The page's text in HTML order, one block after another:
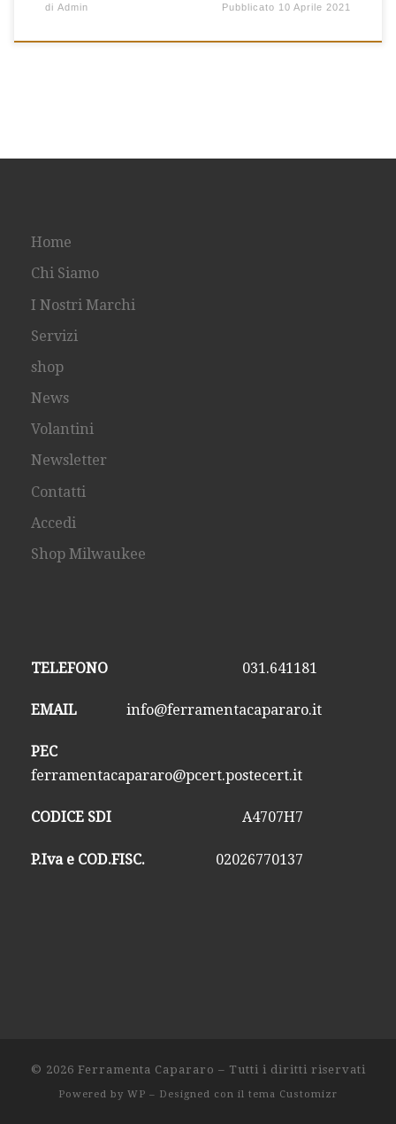
di Admin Pubblicato 10 Aprile 2021
Home
Chi Siamo
I Nostri Marchi
Servizi
shop
News
Volantini
Newsletter
Contatti
Accedi
Shop Milwaukee
TELEFONO 031.641181
EMAILinfo@ferramentacapararo.it
PEC
ferramentacapararo@pcert.postecert.it
CODICE SDIA4707H7
P.Iva e COD.FISC. 02026770137
© 2026 Ferramenta Capararo – Tutti i diritti riservati
Powered by WP – Designed con il tema Customizr